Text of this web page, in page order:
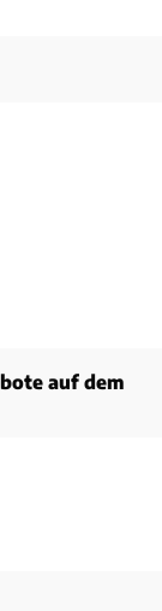
auf dem